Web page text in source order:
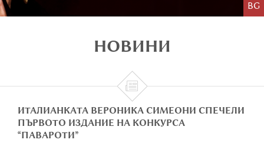
BG
НОВИНИ

ИТАЛИАНКАТА ВЕРОНИКА СИМЕОНИ СПЕЧЕЛИ
ПЪРВОТО ИЗДАНИЕ НА КОНКУРСА
“ПАВАРОТИ”